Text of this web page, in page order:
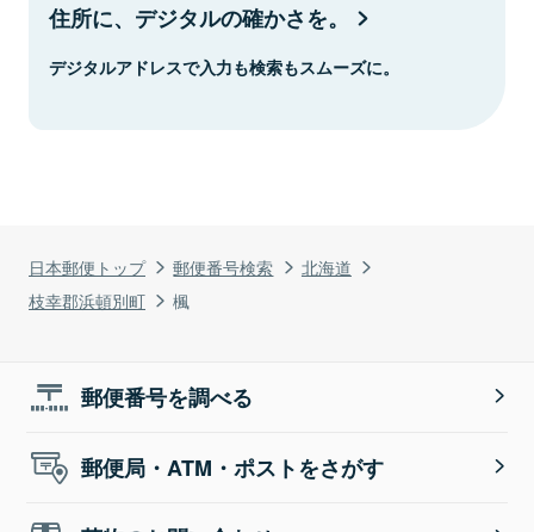
日本郵便トップ 郵便番号検索
北海道
枝幸郡浜頓別町
楓
住所に、デジタルの確かさを。
デジタルアドレスで入力も検索もスムーズに。
郵便番号を調べる
郵便局・ATM・ポストをさがす